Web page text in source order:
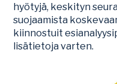
hyötyjä, keskityn
suojaamista
kiinnostuit
lisätietoja varten.